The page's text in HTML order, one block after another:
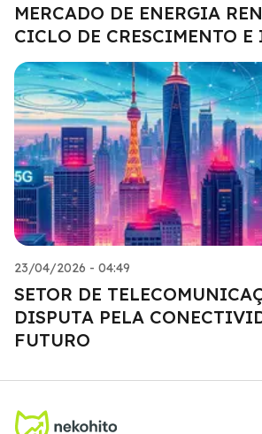
MERCADO DE ENERGIA
CICLO DE CRESCIMENTO E
23/04/2026 - 04:49
SETOR DE
DISPUTA PELA
FUTURO